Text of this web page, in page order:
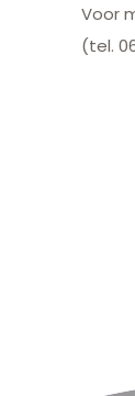
Voor
(tel.